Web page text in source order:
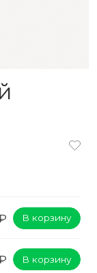
В корзину
В корзину